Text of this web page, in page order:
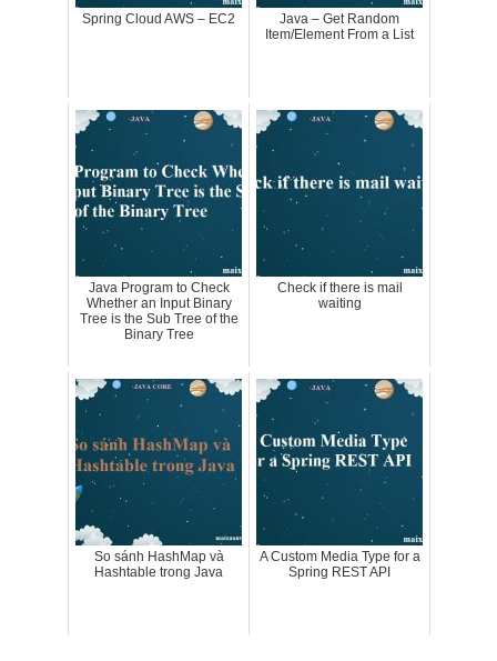
Spring Cloud AWS – EC2
Java – Get Random
Item/Element From a List
Java Program to Check
Whether an Input Binary
Tree is the Sub Tree of the
Binary Tree
Check if there is mail
waiting
So sánh HashMap và
Hashtable trong Java
A Custom Media Type for a
Spring REST API